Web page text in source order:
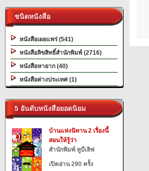
ชนิดหนังสือ
หนังสือเผยแพร่ (541)
หนังสือลิขสิทธิ์สำนักพิมพ์ (2716)
หนังสือหายาก (40)
หนังสือต่างประเทศ (1)
5 อันดับหนังสือยอดนิยม
บ้านแห่งนิทาน 2 เรื่องนี้
สอนให้รู้ว่า
สำนักพิมพ์ ทูบีเลิฟ
เปิดอ่าน 290 ครั้ง